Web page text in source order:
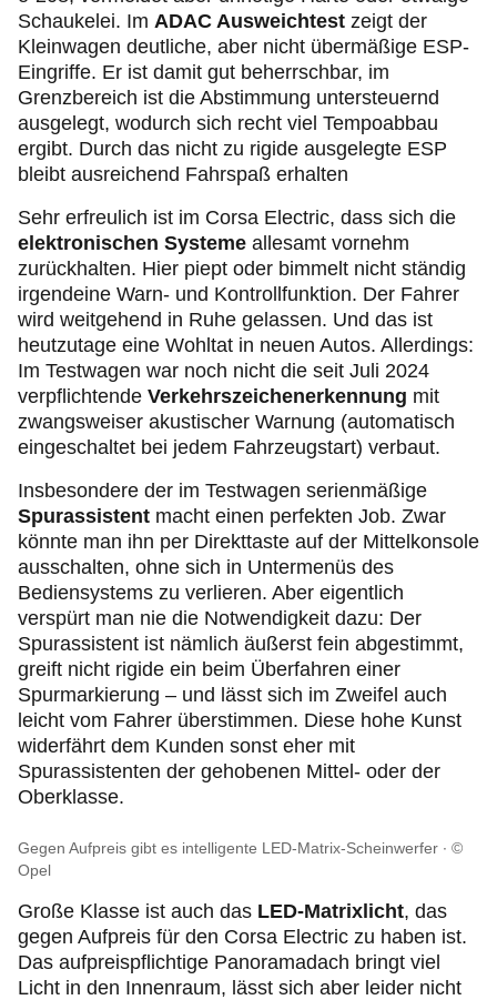
Schaukelei. Im ADAC Ausweichtest zeigt der
Kleinwagen deutliche, aber nicht übermäßige ESP-
Eingriffe. Er ist damit gut beherrschbar, im
Grenzbereich ist die Abstimmung untersteuernd
ausgelegt, wodurch sich recht viel Tempoabbau
ergibt. Durch das nicht zu rigide ausgelegte ESP
bleibt ausreichend Fahrspaß erhalten
Sehr erfreulich ist im Corsa Electric, dass sich die
elektronischen Systeme allesamt vornehm
zurückhalten. Hier piept oder bimmelt nicht ständig
irgendeine Warn- und Kontrollfunktion. Der Fahrer
wird weitgehend in Ruhe gelassen. Und das ist
heutzutage eine Wohltat in neuen Autos. Allerdings:
Im Testwagen war noch nicht die seit Juli 2024
verpflichtende Verkehrszeichenerkennung mit
zwangsweiser akustischer Warnung (automatisch
eingeschaltet bei jedem Fahrzeugstart) verbaut.
Insbesondere der im Testwagen serienmäßige
Spurassistent macht einen perfekten Job. Zwar
könnte man ihn per Direkttaste auf der Mittelkonsole
ausschalten, ohne sich in Untermenüs des
Bediensystems zu verlieren. Aber eigentlich
verspürt man nie die Notwendigkeit dazu: Der
Spurassistent ist nämlich äußerst fein abgestimmt,
greift nicht rigide ein beim Überfahren einer
Spurmarkierung – und lässt sich im Zweifel auch
leicht vom Fahrer überstimmen. Diese hohe Kunst
widerfährt dem Kunden sonst eher mit
Spurassistenten der gehobenen Mittel- oder der
Oberklasse.
Gegen Aufpreis gibt es intelligente LED-Matrix-Scheinwerfer
©
Opel
Große Klasse ist auch das LED-Matrixlicht, das
gegen Aufpreis für den Corsa Electric zu haben ist.
Das aufpreispflichtige Panoramadach bringt viel
Licht in den Innenraum, lässt sich aber leider nicht